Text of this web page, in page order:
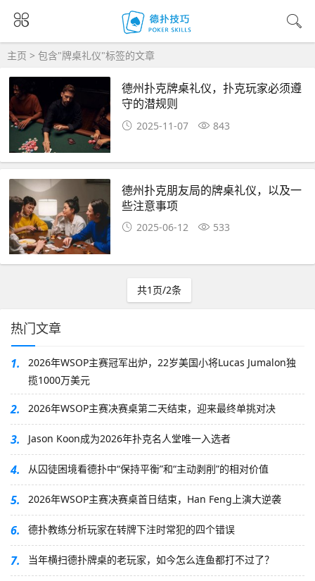
主页 > 包含"牌桌礼仪"标签的文章
德州扑克牌桌礼仪，扑克玩家必须遵
守的潜规则
2025-11-07 843
德州扑克朋友局的牌桌礼仪，以及一
些注意事项
2025-06-12 533
共1页/2条
热门文章
1.
2026年WSOP主赛冠军出炉，22岁美国小将Lucas Jumalon独
揽1000万美元
2. 2026年WSOP主赛决赛桌第二天结束，迎来最终单挑对决
3. Jason Koon成为2026年扑克名人堂唯一入选者
4. 从囚徒困境看德扑中“保持平衡”和“主动剥削”的相对价值
5. 2026年WSOP主赛决赛桌首日结束，Han Feng上演大逆袭
6. 德扑教练分析玩家在转牌下注时常犯的四个错误
7. 当年横扫德扑牌桌的老玩家，如今怎么连鱼都打不过了？